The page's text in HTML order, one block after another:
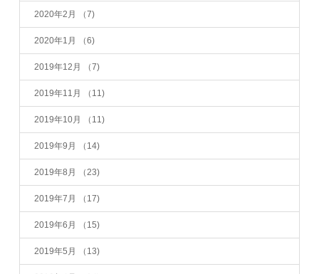
2020年2月 （7)
2020年1月 （6)
2019年12月 （7)
2019年11月 （11)
2019年10月 （11)
2019年9月 （14)
2019年8月 （23)
2019年7月 （17)
2019年6月 （15)
2019年5月 （13)